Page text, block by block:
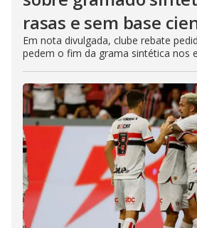
rasas e sem base
Em nota divulgada, clube rebate
pedem o fim da grama sintética nos